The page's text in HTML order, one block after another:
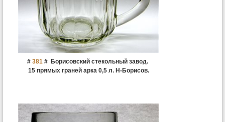
# 381 # Борисовский стекольный завод.
15 прямых граней арка 0,5 л. Н-Борисов.